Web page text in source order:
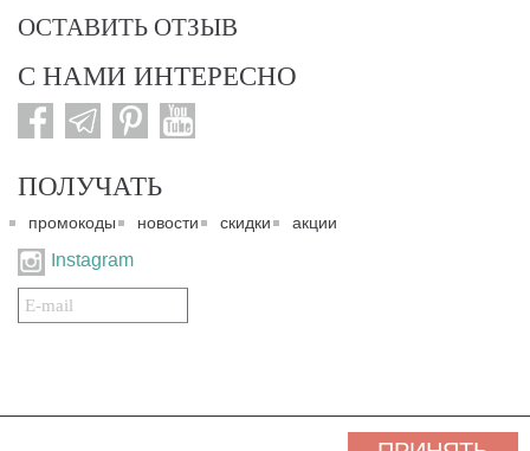
ОСТАВИТЬ ОТЗЫВ
С НАМИ ИНТЕРЕСНО
ПОЛУЧАТЬ
промокоды новости скидки акции
Instagram
Подписаться
на
собственностью "3 Карата ТМ" и охраняются Законом об авторском праве действующего